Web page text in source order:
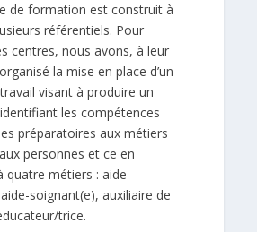
de formation est construit à
référentiels. Pour
centres, nous avons, à leur
la mise en place d’un
visant à produire un
les compétences
préparatoires aux métiers
personnes et ce en
quatre métiers : aide-
soignant(e), auxiliaire de
trice.